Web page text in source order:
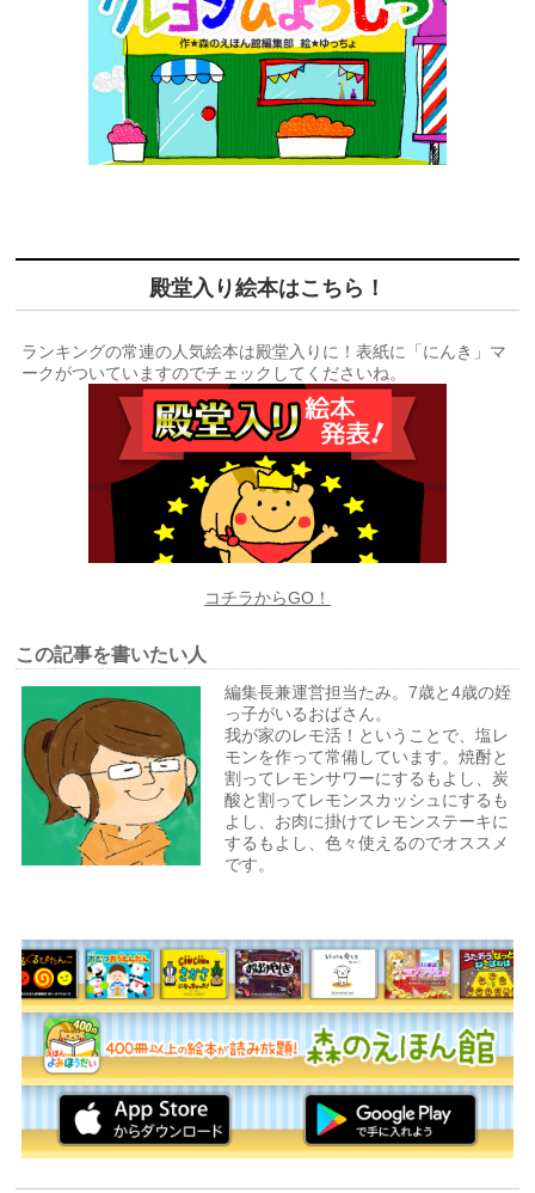
殿堂入り絵本はこちら！
ランキングの常連の人気絵本は殿堂入りに！表紙に「にんき」マ
ークがついていますのでチェックしてくださいね。
コチラからGO！
この記事を書いたい人
編集長兼運営担当たみ。7歳と4歳の姪
っ子がいるおばさん。
我が家のレモ活！ということで、塩レ
モンを作って常備しています。焼酎と
割ってレモンサワーにするもよし、炭
酸と割ってレモンスカッシュにするも
よし、お肉に掛けてレモンステーキに
するもよし、色々使えるのでオススメ
です。